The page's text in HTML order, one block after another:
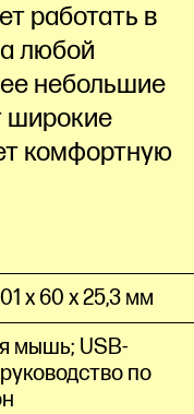
работать в
любой
небольшие
широкие
комфортную
x 60 x 25,3 мм
мышь; USB-
по